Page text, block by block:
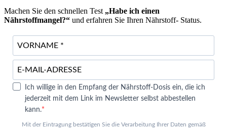
Machen Sie den schnellen Test „Habe ich einen
Nährstoffmangel?“ und erfahren Sie Ihren Nährstoff- Status.
Ich willige in den Empfang der Nährstoff-Dosis ein, die ich
jederzeit mit dem Link im Newsletter selbst abbestellen
kann.
Mit der Eintragung bestätigen Sie die Verarbeitung Ihrer Daten gemäß